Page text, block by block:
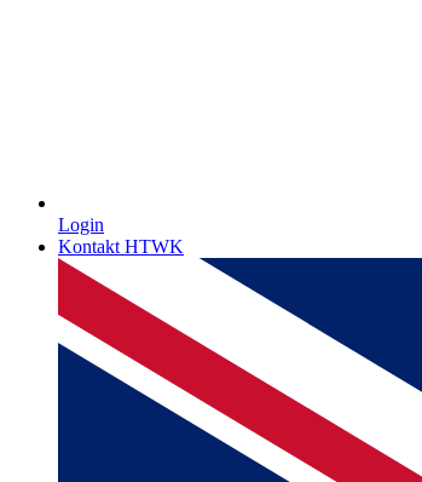
Login
Kontakt HTWK